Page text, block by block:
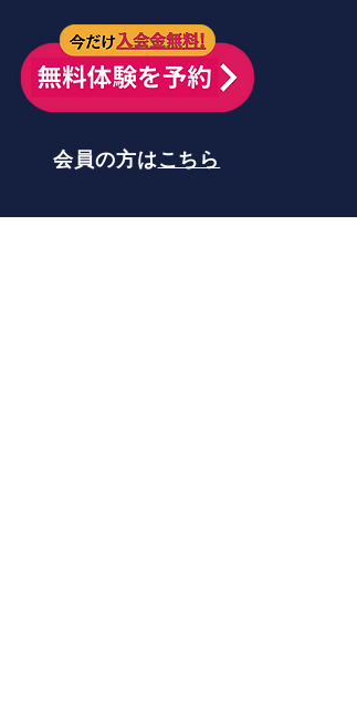
今だけ
会員の方はこちら